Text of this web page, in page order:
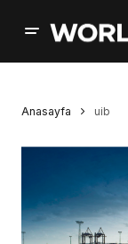
Anasayfa uib